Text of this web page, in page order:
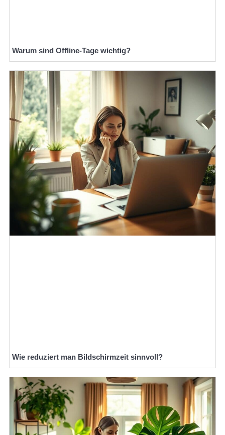
Warum sind Offline-Tage wichtig?
Wie reduziert man Bildschirmzeit sinnvoll?